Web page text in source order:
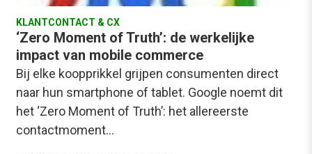
KLANTCONTACT & CX
‘Zero Moment of Truth’: de werkelijke
impact van mobile commerce
Bij elke koopprikkel grijpen consumenten direct
naar hun smartphone of tablet. Google noemt dit
het ‘Zero Moment of Truth’: het allereerste
contactmoment…